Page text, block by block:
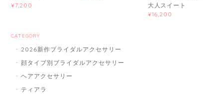
¥7,200
大人スイート
¥16,200
CATEGORY
2026新作ブライダルアクセサリー
顔タイプ別ブライダルアクセサリー
ヘアアクセサリー
ティアラ